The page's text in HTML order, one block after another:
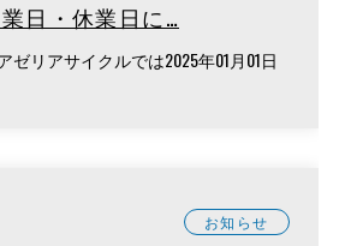
日・休業日に…
ゼリアサイクルでは2025年01月01日
お知らせ